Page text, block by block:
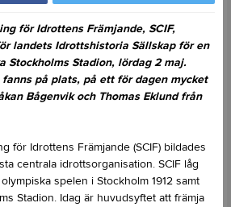
för Idrottens Främjande, SCIF,
landets Idrottshistoria Sällskap för en
Stockholms Stadion, lördag 2 maj.
på plats, på ett för dagen mycket
Bågenvik och Thomas Eklund från
för Idrottens Främjande (SCIF) bildades
centrala idrottsorganisation. SCIF låg
spelen i Stockholm 1912 samt
Stadion. Idag är huvudsyftet att främja